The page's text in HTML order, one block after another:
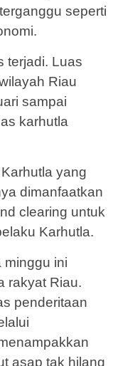
seperti
terjadi. Luas
Riau
sampai
karhutla
yang
dimanfaatkan
clearing untuk
Karhutla.
minggu ini
rakyat Riau.
penderitaan
asap tak hilang